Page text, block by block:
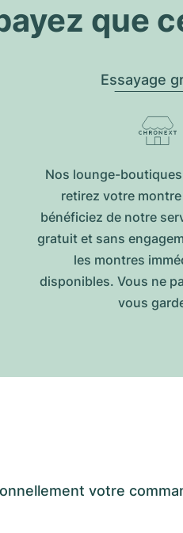
que
Essayage
Nos lounge-
retirez votre
bénéficiez de notre
gratuit et sans
les montres
disponibles. Vous ne
vous
votre